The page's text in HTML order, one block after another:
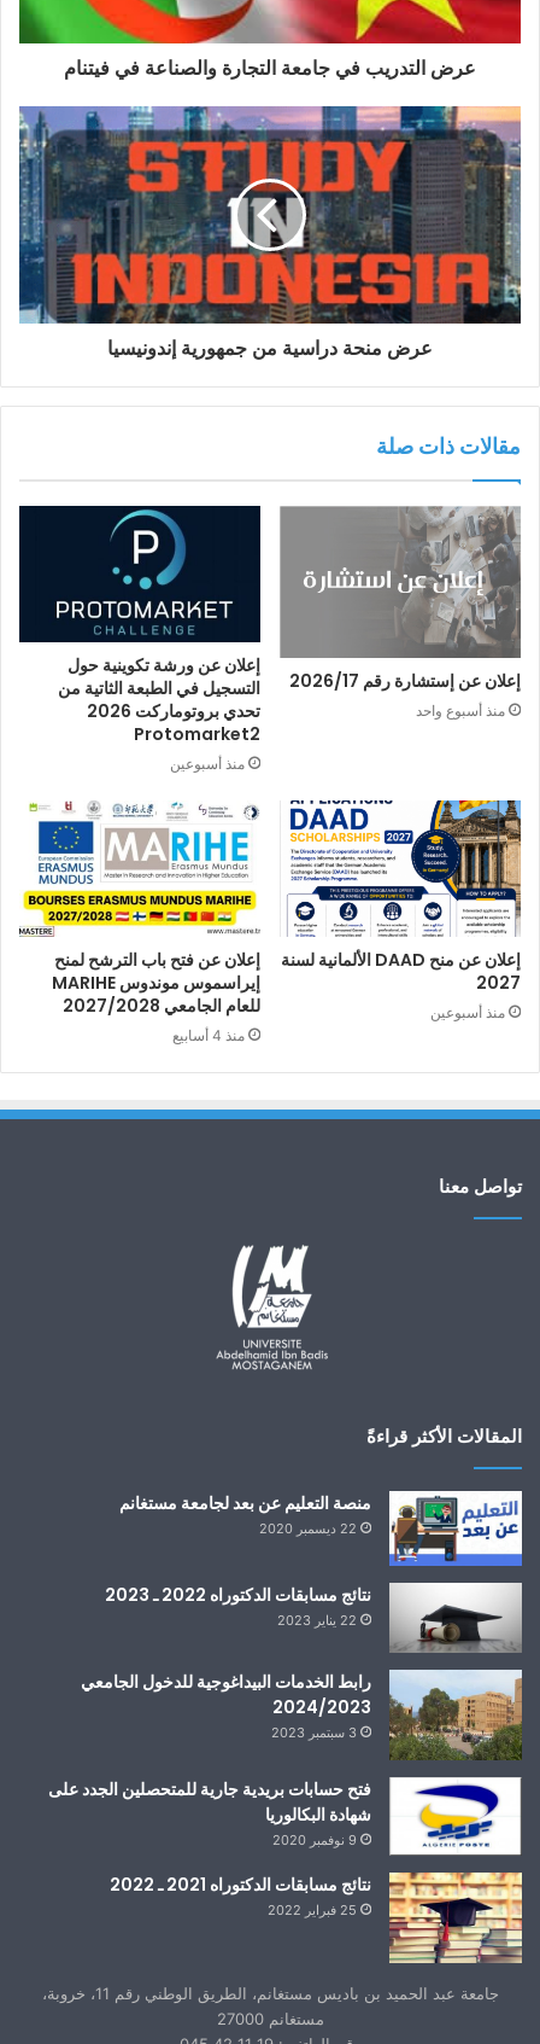
عرض التدريب في جامعة التجارة والصناعة في فيتنام
عرض منحة دراسية من جمهورية إندونيسيا
مقالات ذات صلة
إعلان عن إستشارة رقم 2026/17
منذ أسبوع واحد
إعلان عن ورشة تكوينية حول
التسجيل في الطبعة الثاتية من
تحدي بروتوماركت 2026
Protomarket2
منذ أسبوعين
إعلان عن منح DAAD الألمانية لسنة
2027
منذ أسبوعين
إعلان عن فتح باب الترشح لمنح
إيراسموس موندوس MARIHE
للعام الجامعي 2027/2028
منذ 4 أسابيع
تواصل معنا
المقالات الأكثر قراءةً
منصة التعليم عن بعد لجامعة مستغانم
22 ديسمبر 2020
نتائج مسابقات الدكتوراه 2022 ـ 2023
22 يناير 2023
رابط الخدمات البيداغوجية للدخول الجامعي
2024/2023
3 سبتمبر 2023
فتح حسابات بريدية جارية للمتحصلين الجدد على
شهادة البكالوريا
9 نوفمبر 2020
نتائج مسابقات الدكتوراه 2021 ـ 2022
25 فبراير 2022
جامعة عبد الحميد بن باديس مستغانم، الطريق الوطني رقم 11، خروبة،
مستغانم 27000